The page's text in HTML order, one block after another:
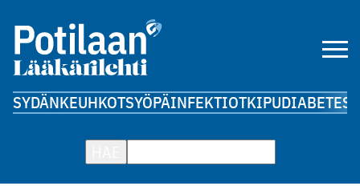
SYDÄNKEUHKOTSYÖPÄINFEKTIOTKIPUDIABETES